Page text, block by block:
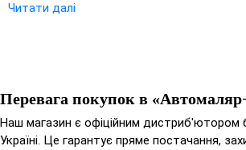
засобів. Може використовуватися для
Емаль акрилова - 1 л;
Властивості:
Читати далі
Перевага покупок в
Наш магазин є офіційним дистриб'ютором
Україні. Це гарантує пряме постачання,